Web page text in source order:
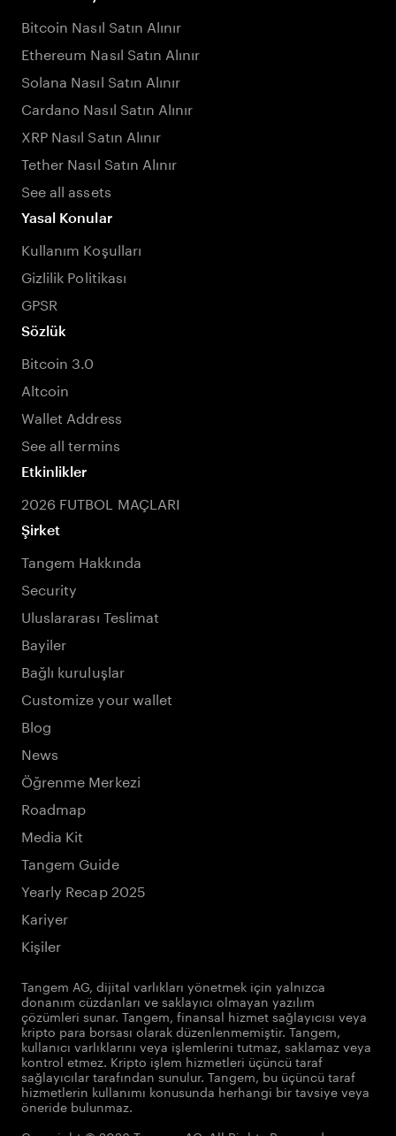
Bitcoin Nasıl Satın Alınır
Ethereum Nasıl Satın Alınır
Solana Nasıl Satın Alınır
Cardano Nasıl Satın Alınır
XRP Nasıl Satın Alınır
Tether Nasıl Satın Alınır
See all assets
Yasal Konular
Kullanım Koşulları
Gizlilik Politikası
GPSR
Sözlük
Bitcoin 3.0
Altcoin
Wallet Address
See all termins
Etkinlikler
2026 FUTBOL MAÇLARI
Şirket
Tangem Hakkında
Security
Uluslararası Teslimat
Bayiler
Bağlı kuruluşlar
Customize your wallet
Blog
News
Öğrenme Merkezi
Roadmap
Media Kit
Tangem Guide
Yearly Recap 2025
Kariyer
Kişiler
Tangem AG, dijital varlıkları yönetmek için yalnızca
donanım cüzdanları ve saklayıcı olmayan yazılım
çözümleri sunar. Tangem, finansal hizmet sağlayıcısı veya
kripto para borsası olarak düzenlenmemiştir. Tangem,
kullanıcı varlıklarını veya işlemlerini tutmaz, saklamaz veya
kontrol etmez. Kripto işlem hizmetleri üçüncü taraf
sağlayıcılar tarafından sunulur. Tangem, bu üçüncü taraf
hizmetlerin kullanımı konusunda herhangi bir tavsiye veya
öneride bulunmaz.